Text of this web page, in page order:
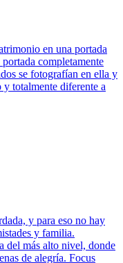
en una portada
completamente
se fotografían en ella y
totalmente diferente a
y para eso no hay
y familia.
del más alto nivel, donde
de alegría. Focus